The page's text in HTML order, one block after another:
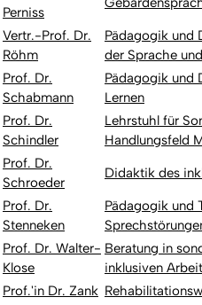
Perniss
Vertr.-Prof. Dr.
Röhm
Pädagogik und
der Sprache
Prof. Dr.
Schabmann
Pädagogik und
Lernen
Prof. Dr.
Schindler
Lehrstuhl für
Handlungsfeld
Prof. Dr.
Schroeder
Didaktik des
Prof. Dr.
Stenneken
Pädagogik und
Prof. Dr. Walter-
Klose
Beratung in
inklusiven
Prof.'in Dr. Zank